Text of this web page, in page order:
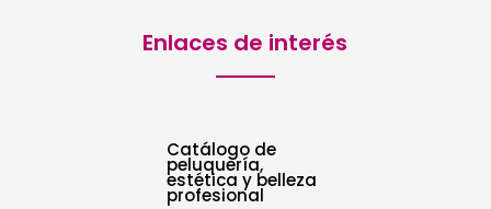
Enlaces de interés
Catálogo de
peluquería,
estética y belleza
profesional